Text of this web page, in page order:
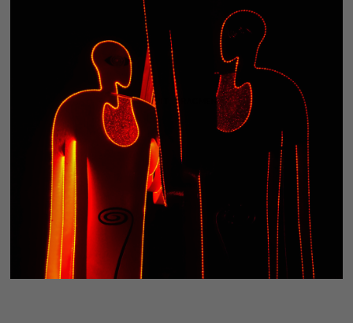
CONDUIT - FRAGMENT